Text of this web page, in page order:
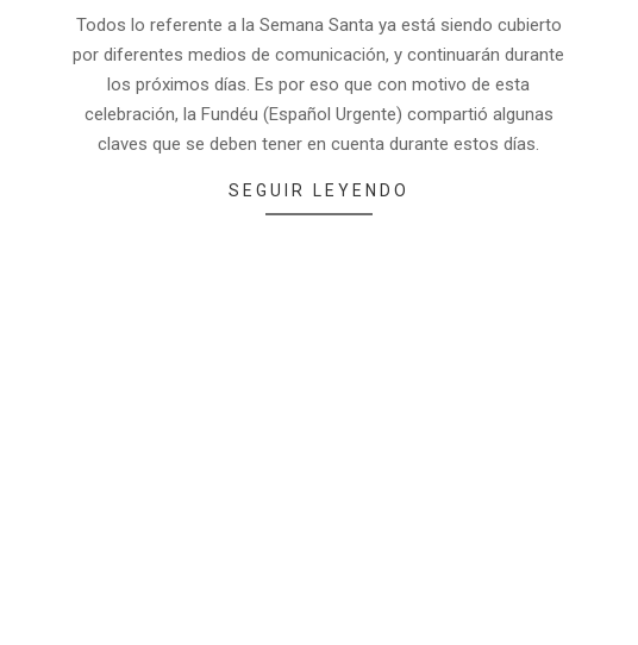
Todos lo referente a la Semana Santa ya está siendo cubierto
por diferentes medios de comunicación, y continuarán durante
los próximos días. Es por eso que con motivo de esta
celebración, la Fundéu (Español Urgente) compartió algunas
claves que se deben tener en cuenta durante estos días.
SEGUIR LEYENDO